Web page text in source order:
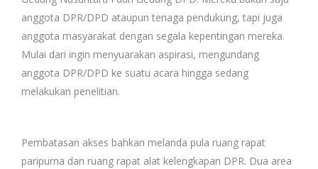
anggota DPR/DPD ataupun tenaga pendukung, tapi juga
anggota masyarakat dengan segala kepentingan mereka.
Mulai dari ingin menyuarakan aspirasi, mengundang
anggota DPR/DPD ke suatu acara hingga sedang
melakukan penelitian.
Pembatasan akses bahkan melanda pula ruang rapat
paripurna dan ruang rapat alat kelengkapan DPR. Dua area